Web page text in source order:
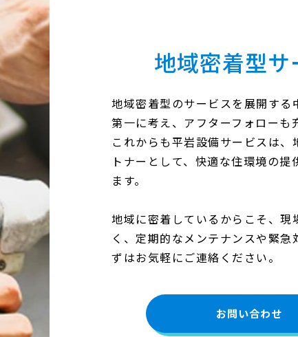
地域密着型サ
地域密着型のサービスを展開する
第一に考え、アフターフォローも
これからも平岩設備サービスは、
トナーとして、快適な住環境の提
ます。
地域に密着しているからこそ、現
く、定期的なメンテナンスや緊急
ずはお気軽にご連絡ください。
お問い合わせ